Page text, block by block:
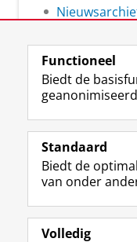
Volg de
Studiekiezers
Alumni
Functioneel
Biedt de
Standaard
Biedt de
van onder
Volledig